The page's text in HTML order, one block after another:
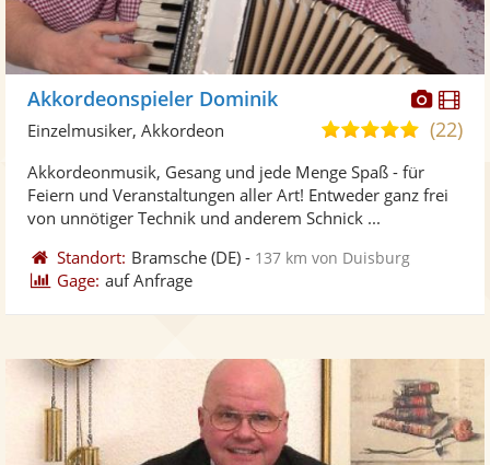
Akkordeonspieler Dominik
5,0
5
(22)
Einzelmusiker, Akkordeon
Akkordeonmusik, Gesang und jede Menge Spaß - für
Feiern und Veranstaltungen aller Art! Entweder ganz frei
von unnötiger Technik und anderem Schnick ...
Standort: Bramsche (DE) - 137 km von Duisburg
Gage: auf Anfrage